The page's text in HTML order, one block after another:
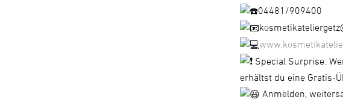
04481/909400
Special Surprise:
erhältst du eine Gratis-
Anmelden,